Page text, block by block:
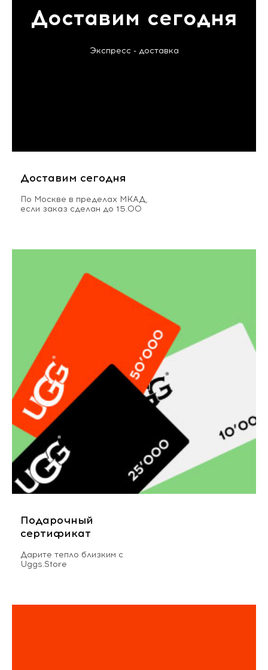
Доставим сегодня
Экспресс - доставка
Доставим сегодня
По Москве в пределах МКАД,
если заказ сделан до 15.00
Подарочный
сертификат
Дарите тепло близким с
Uggs.Store